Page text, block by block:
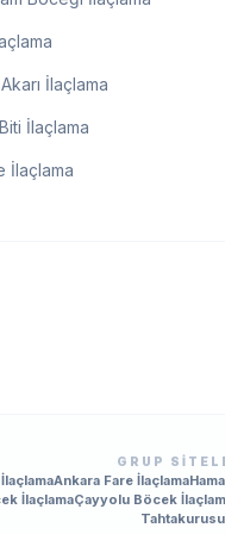
İlaçlama
İlaçlama
İlaçlama
GRUP
Ankara Fare İlaçlama
İlaçlamaÇayyolu Böcek